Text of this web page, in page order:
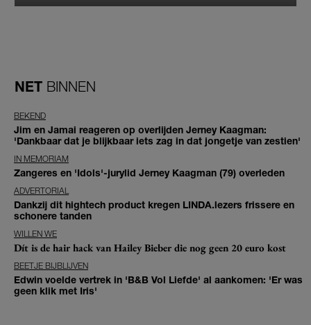
NET BINNEN
BEKEND
Jim en Jamai reageren op overlijden Jerney Kaagman:
'Dankbaar dat je blijkbaar iets zag in dat jongetje van zestien'
IN MEMORIAM
Zangeres en 'Idols'-jurylid Jerney Kaagman (79) overleden
ADVERTORIAL
Dankzij dit hightech product kregen LINDA.lezers frissere en
schonere tanden
WILLEN WE
Dít is de hair hack van Hailey Bieber die nog geen 20 euro kost
BEETJE BIJBLIJVEN
Edwin voelde vertrek in 'B&B Vol Liefde' al aankomen: 'Er was
geen klik met Iris'